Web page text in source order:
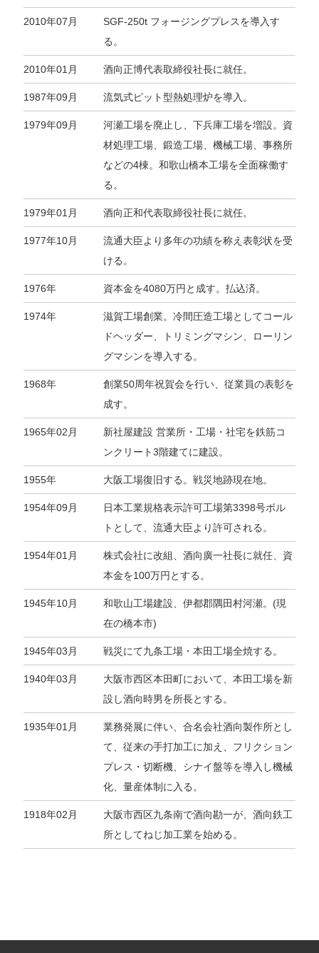
2010年07月
SGF-250t フォージングプレスを導入す
る。
2010年01月 酒向正博代表取締役社長に就任。
1987年09月 流気式ピット型熱処理炉を導入。
1979年09月
河瀬工場を廃止し、下兵庫工場を増設。資
材処理工場、鍛造工場、機械工場、事務所
などの4棟。和歌山橋本工場を全面稼働す
る。
1979年01月 酒向正和代表取締役社長に就任。
1977年10月
流通大臣より多年の功績を称え表彰状を受
ける。
1976年 資本金を4080万円と成す。払込済。
1974年
滋賀工場創業。冷間圧造工場としてコール
ドヘッダー、トリミングマシン、ローリン
グマシンを導入する。
1968年
創業50周年祝賀会を行い、従業員の表彰を
成す。
1965年02月
新社屋建設 営業所・工場・社宅を鉄筋コ
ンクリート3階建てに建設。
1955年 大阪工場復旧する。戦災地跡現在地。
1954年09月
日本工業規格表示許可工場第3398号ボル
トとして、流通大臣より許可される。
1954年01月
株式会社に改組、酒向廣一社長に就任、資
本金を100万円とする。
1945年10月
和歌山工場建設、伊都郡隅田村河瀬。(現
在の橋本市)
1945年03月 戦災にて九条工場・本田工場全焼する。
1940年03月
大阪市西区本田町において、本田工場を新
設し酒向時男を所長とする。
1935年01月
業務発展に伴い、合名会社酒向製作所とし
て、従来の手打加工に加え、フリクション
プレス・切断機、シナイ盤等を導入し機械
化、量産体制に入る。
1918年02月
大阪市西区九条南で酒向勘一が、酒向鉄工
所としてねじ加工業を始める。